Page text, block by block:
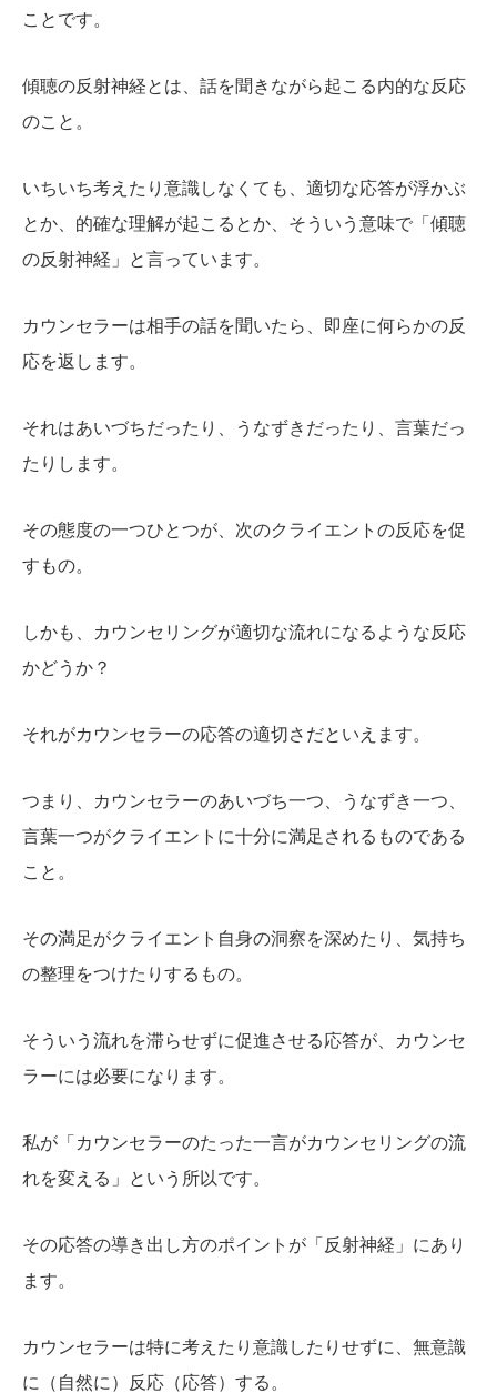
ことです。
傾聴の反射神経とは、話を聞きながら起こる内的な反応
のこと。
いちいち考えたり意識しなくても、適切な応答が浮かぶ
とか、的確な理解が起こるとか、そういう意味で「傾聴
の反射神経」と言っています。
カウンセラーは相手の話を聞いたら、即座に何らかの反
応を返します。
それはあいづちだったり、うなずきだったり、言葉だっ
たりします。
その態度の一つひとつが、次のクライエントの反応を促
すもの。
しかも、カウンセリングが適切な流れになるような反応
かどうか？
それがカウンセラーの応答の適切さだといえます。
つまり、カウンセラーのあいづち一つ、うなずき一つ、
言葉一つがクライエントに十分に満足されるものである
こと。
その満足がクライエント自身の洞察を深めたり、気持ち
の整理をつけたりするもの。
そういう流れを滞らせずに促進させる応答が、カウンセ
ラーには必要になります。
私が「カウンセラーのたった一言がカウンセリングの流
れを変える」という所以です。
その応答の導き出し方のポイントが「反射神経」にあり
ます。
カウンセラーは特に考えたり意識したりせずに、無意識
に（自然に）反応（応答）する。